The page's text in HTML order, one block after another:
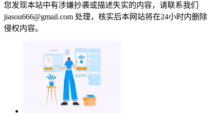
您发现本站中有涉嫌抄袭或描述失实的内容，请联系我们
jiasou666@gmail.com 处理，核实后本网站将在24小时内删除
侵权内容。